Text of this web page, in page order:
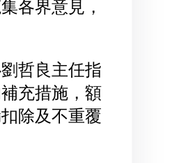
各界意見，
哲良主任指
充措施，額
除及不重覆